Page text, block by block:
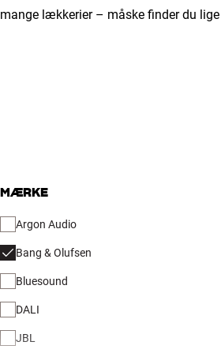
mange lækkerier – måske finder du
MÆRKE
Argon Audio
Bang & Olufsen
Bluesound
DALI
JBL